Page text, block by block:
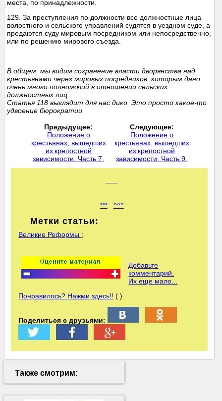
места, по принадлежности.
129. За преступления по должности все должностные лица
волостного и сельского управлений судятся в уездном суде, а
предаются суду мировым посредником или непосредственно,
или по решению мирового съезда.
В общем, мы видим сохранение власти дворянства над
крестьянами через мировых посредников, которым дано
очень много полномочий в отношении сельских
должностных лиц.
Статья 118 выглядит для нас дико. Это просто какое-то
удвоение бюрократии.
Предыдущее:
Положение о
крестьянах, вышедших
из крепостной
зависимости. Часть 7.
Следующее:
Положение о
крестьянах, вышедших
из крепостной
зависимости. Часть 9.
-----
*** ^^^
Метки статьи:
Великие Реформы ;
Добавьте
комментарий.
Их еще мало...
Понравилось? Нажми здесь!! ( )
Поделиться с друзьями:
Также смотрим: